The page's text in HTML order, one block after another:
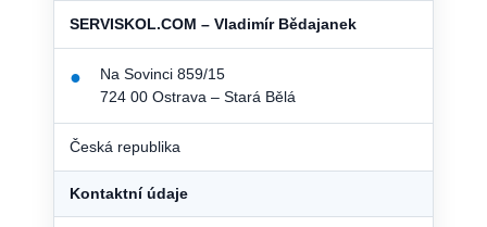
SERVISKOL.COM – Vladimír Bědajanek
●
Na Sovinci 859/15
724 00 Ostrava – Stará Bělá
Česká republika
Kontaktní údaje